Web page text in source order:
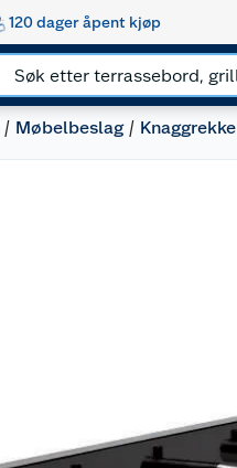
120 dager åpent kjøp
Møbelbeslag Knaggrekke